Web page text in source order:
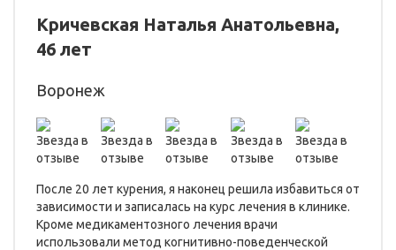
Кричевская Наталья Анатольевна,
46 лет
Воронеж
После 20 лет курения, я наконец решила избавиться от
зависимости и записалась на курс лечения в клинике.
Кроме медикаментозного лечения врачи
использовали метод когнитивно-поведенческой